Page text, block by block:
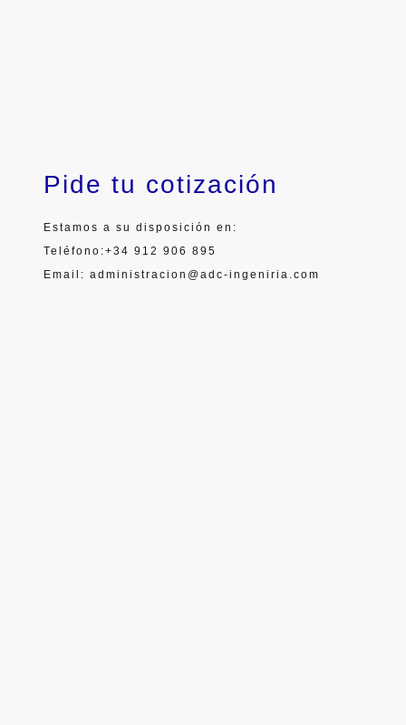
Pide tu cotización
Estamos a su disposición en:
Teléfono:+34 912 906 895
Email: administracion@adc-ingeniria.com